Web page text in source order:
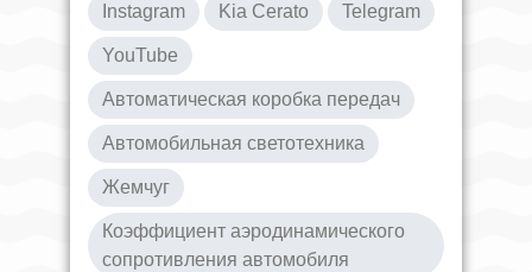
Instagram Kia Cerato Telegram
YouTube
Автоматическая коробка передач
Автомобильная светотехника
Жемчуг
Коэффициент аэродинамического
сопротивления автомобиля